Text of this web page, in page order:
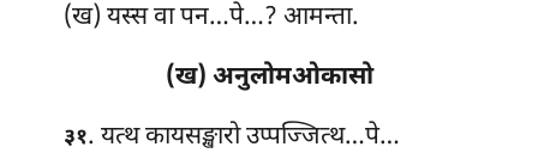
(ख) यस्स वा पन…पे…? आमन्ता.
(ख) अनुलोमओकासो
३१. यत्थ कायसङ्खारो उप्पज्जित्थ…पे…